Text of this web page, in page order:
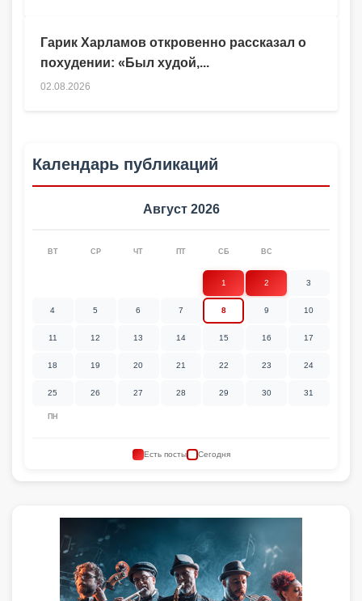
Гарик Харламов откровенно рассказал о
похудении: «Был худой,...
02.08.2026
Календарь публикаций
Август 2026
ПН
ВТ СР ЧТ ПТ СБ ВС
1 2 3
4 5 6 7 8 9 10
11 12 13 14 15 16 17
18 19 20 21 22 23 24
25 26 27 28 29 30 31
Есть посты Сегодня